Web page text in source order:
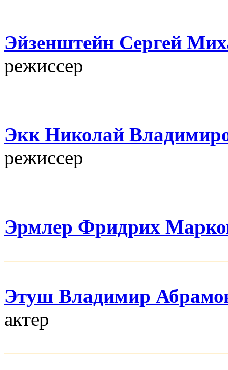
Эйзенштейн Сергей
режисcер
Экк Николай
режисcер
Эрмлер Фридрих
Этуш Владимир
актер